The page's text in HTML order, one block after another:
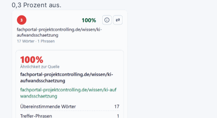
0,3 Prozent aus.